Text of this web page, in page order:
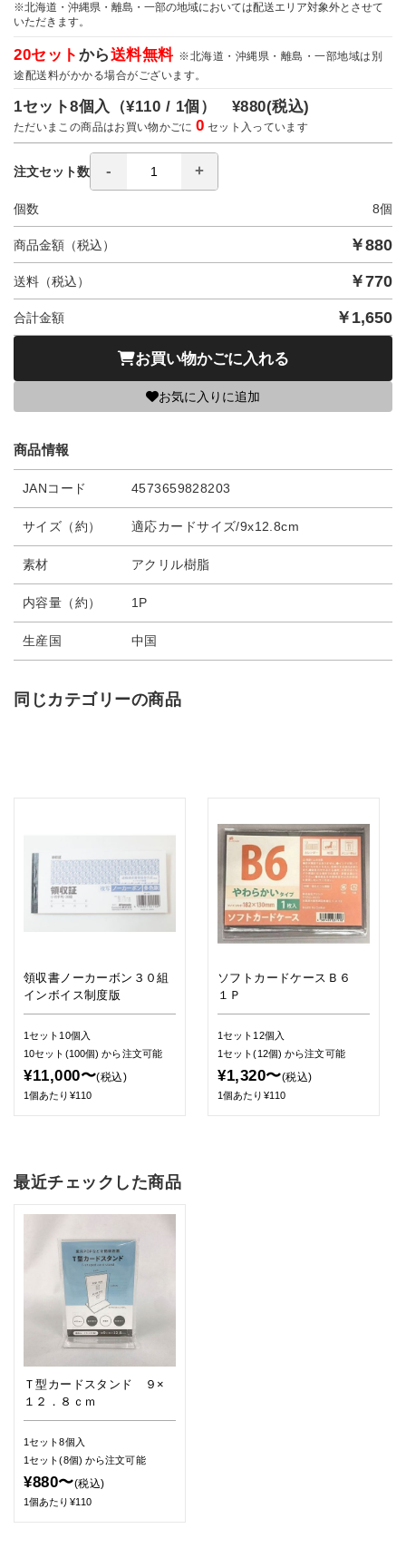
※北海道・沖縄県・離島・一部の地域においては配送エリア対象外とさせて
いただきます。
20セット から送料無料 ※北海道・沖縄県・離島・一部地域は別
途配送料がかかる場合がございます。
1セット8個入（¥110 / 1個） ¥880(税込)
ただいまこの商品はお買い物かごに0 セット入っています
注文セット数
個数 8個
商品金額（税込） ￥880
送料（税込） ￥770
合計金額 ￥ 1,650
お買い物かごに入れる
お気に入りに追加
商品情報
JANコード 4573659828203
サイズ（約） 適応カードサイズ/9x12.8cm
素材 アクリル樹脂
内容量（約） 1P
生産国 中国
同じカテゴリーの商品
領収書ノーカーボン３０組
インボイス制度版
1セット10個入
10セット(100個)から注文可能
¥11,000〜(税込)
1個あたり¥110
ソフトカードケースＢ６
１Ｐ
1セット12個入
1セット(12個)から注文可能
¥1,320〜(税込)
1個あたり¥110
最近チェックした商品
Ｔ型カードスタンド ９×
１２．８ｃｍ
1セット8個入
1セット(8個) から注文可能
¥880〜(税込)
1個あたり¥110